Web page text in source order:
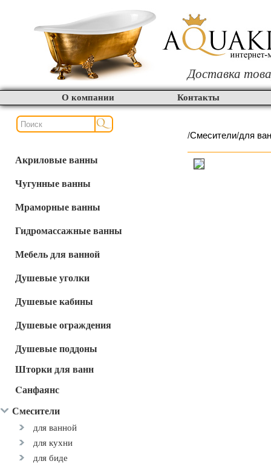
Доставка
О компании Контакты
Акриловые ванны
Чугунные ванны
Мраморные ванны
Гидромассажные ванны
Мебель для ванной
Душевые уголки
Душевые кабины
Душевые ограждения
Душевые поддоны
Шторки для ванн
Cанфаянс
Смесители
для ванной
для кухни
для биде
/Смесители/для